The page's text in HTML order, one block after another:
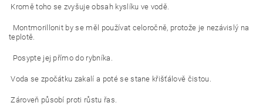
Kromě toho se zvyšuje obsah kyslíku ve vodě.
Montmorillonit by se měl používat celoročně, protože je nezávislý na
teplotě.
Posypte jej přímo do rybníka.
Voda se zpočátku zakalí a poté se stane křišťálově čistou.
Zároveň působí proti růstu řas.